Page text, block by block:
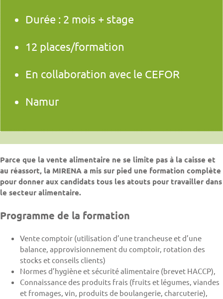
Durée : 2 mois + stage
12 places/formation
En collaboration avec le CEFOR
Namur
Parce que la vente alimentaire ne se limite pas à la caisse et
au réassort, la MIRENA a mis sur pied une formation complète
pour donner aux candidats tous les atouts pour travailler dans
le secteur alimentaire.
Programme de la formation
Vente comptoir (utilisation d’une trancheuse et d’une
balance, approvisionnement du comptoir, rotation des
stocks et conseils clients)
Normes d’hygiène et sécurité alimentaire (brevet HACCP),
Connaissance des produits frais (fruits et légumes, viandes
et fromages, vin, produits de boulangerie, charcuterie),